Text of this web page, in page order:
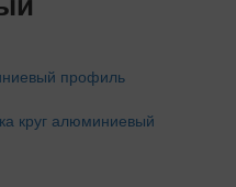
профиль
круг алюминиевый